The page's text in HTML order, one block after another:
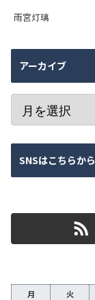
雨宮灯璃
アーカイブ
SNSはこちらから
月 火